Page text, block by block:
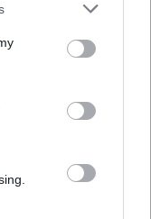
εκδοχή της